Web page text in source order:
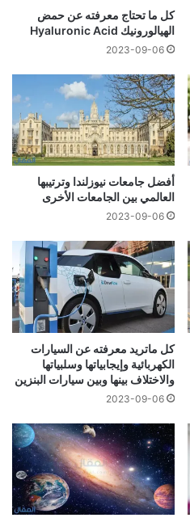
كل ما تحتاج معرفته عن حمض
الهيالورونيك Hyaluronic Acid
2023-09-06
أفضل جامعات نيوزلندا وترتيبها
العالمي بين الجامعات الأخرى
2023-09-06
كل ماتريد معرفته عن السيارات
الكهربائية وإيجابياتها وسلبياتها
والاختلاف بينها وبين سيارات البنزين
2023-09-06